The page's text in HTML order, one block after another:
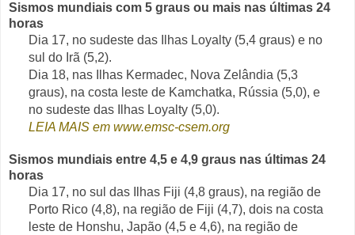
Sismos mundiais com 5 graus ou mais nas últimas 24
horas
Dia 17, no sudeste das Ilhas Loyalty (5,4 graus) e no
sul do Irã (5,2).
Dia 18, nas Ilhas Kermadec, Nova Zelândia (5,3
graus), na costa leste de Kamchatka, Rússia (5,0), e
no sudeste das Ilhas Loyalty (5,0).
LEIA MAIS em www.emsc-csem.org
Sismos mundiais entre 4,5 e 4,9 graus nas últimas 24
horas
Dia 17, no sul das Ilhas Fiji (4,8 graus), na região de
Porto Rico (4,8), na região de Fiji (4,7), dois na costa
leste de Honshu, Japão (4,5 e 4,6), na região de